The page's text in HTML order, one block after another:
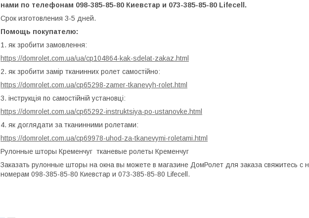
нами по телефонам 098-385-85-80 Киевстар и 073-385-85-80 Lifecell.
Срок изготовления 3-5 дней.
Помощь покупателю:
1. як зробити замовлення:
https://domrolet.com.ua/ua/cp104864-kak-sdelat-zakaz.html
2. як зробити замір тканинних ролет самостійно:
https://domrolet.com.ua/cp65298-zamer-tkanevyh-rolet.html
3. інструкція по самостійній установці:
https://domrolet.com.ua/cp65292-instruktsiya-po-ustanovke.html
4. як доглядати за тканинними ролетами:
https://domrolet.com.ua/cp69978-uhod-za-tkanevymi-roletami.html
Рулонные шторы Кременчуг тканевые ролеты Кременчуг
Заказать рулонные шторы на окна вы можете в магазине ДомРолет для заказа свяжитесь
номерам 098-385-85-80 Киевстар и 073-385-85-80 Lifecell.